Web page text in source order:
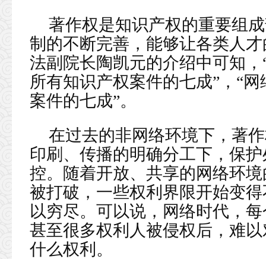
著作权是知识产权的重要组
制的不断完善，能够让各类人
法副院长陶凯元的介绍中可知
所有知识产权案件的七成”，“
案件的七成”。
在过去的非网络环境下，著
印刷、传播的明确分工下，保
控。随着开放、共享的网络环
被打破，一些权利界限开始变
以穷尽。可以说，网络时代，
甚至很多权利人被侵权后，难
什么权利。